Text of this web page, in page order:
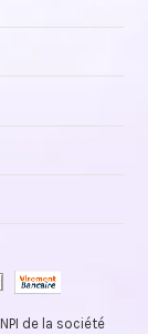
de la société